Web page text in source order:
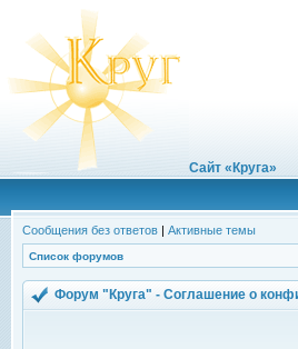
Сайт «Круга»
Сообщения без ответов | Активные темы
Список форумов
Форум "Круга" - Соглашение о